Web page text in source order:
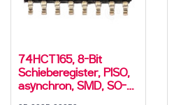
74HCT165, 8-Bit
Schieberegister, PISO,
asynchron, SMD, SO-